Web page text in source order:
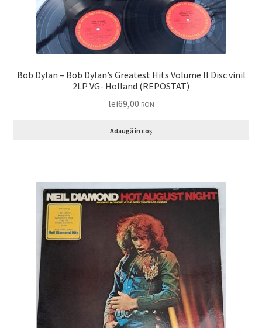
Bob Dylan – Bob Dylan’s Greatest Hits Volume II Disc vinil
2LP VG- Holland (REPOSTAT)
lei69,00 RON
Adaugă în coș